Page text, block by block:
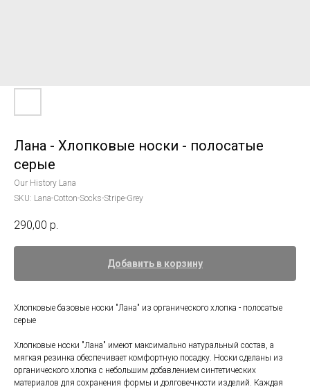
Лана - Хлопковые носки - полосатые
серые
Our History Lana
SKU: Lana-Cotton-Socks-Stripe-Grey
290,00 р.
Добавить в корзину
Хлопковые базовые носки "Лана" из органического хлопка - полосатые
серые
Хлопковые носки "Лана" имеют максимально натуральный состав, а
мягкая резинка обеспечивает комфортную посадку. Носки сделаны из
органического хлопка с небольшим добавлением синтетических
материалов для сохранения формы и долговечности изделий. Каждая